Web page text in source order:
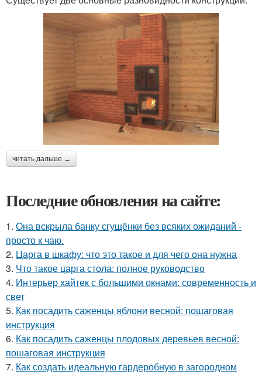
читать дальше →
Последние обновления на сайте:
1. Она вскрыла банку сгущёнки без всяких ожиданий -
просто к чаю.
2. Царга в шкафу: что это такое и для чего она нужна
3. Что такое царга стола: полное руководство
4. Интерьер хайтек с большими окнами: современность и
свет
5. Как посадить саженцы яблони весной: пошаговая
инструкция
6. Как посадить саженцы плодовых деревьев весной:
пошаговая инструкция
7. Как создать идеальную гардеробную в загородном